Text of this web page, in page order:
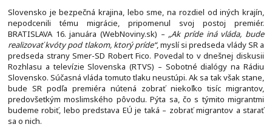
Slovensko je bezpečná krajina, lebo sme, na rozdiel od iných krajín,
nepodcenili tému migrácie, pripomenul svoj postoj premiér.
BRATISLAVA 16. januára (WebNoviny.sk) – „Ak príde iná vláda, bude
realizovať kvóty pod tlakom, ktorý príde“, myslí si predseda vlády SR a
predseda strany Smer-SD Robert Fico. Povedal to v dnešnej diskusii
Rozhlasu a televízie Slovenska (RTVS) – Sobotné dialógy na Rádiu
Slovensko. Súčasná vláda tomuto tlaku neustúpi. Ak sa tak však stane,
bude SR podľa premiéra nútená zobrať niekoľko tisíc migrantov,
predovšetkým moslimského pôvodu. Pýta sa, čo s týmito migrantmi
budeme robiť, lebo predstava EÚ je taká – zobrať migrantov a starať
sa o nich.